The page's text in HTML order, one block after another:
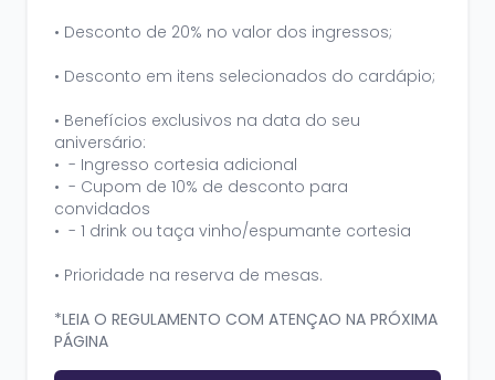
•⁠ ⁠Desconto de 20% no valor dos ingressos;
•⁠ ⁠Desconto em itens selecionados do cardápio;
•⁠ ⁠Benefícios exclusivos na data do seu
aniversário:
• - Ingresso cortesia adicional
• - Cupom de 10% de desconto para
convidados
• - 1 drink ou taça vinho/espumante cortesia
•⁠ ⁠Prioridade na reserva de mesas.
*LEIA O REGULAMENTO COM ATENÇAO NA PRÓXIMA
PÁGINA